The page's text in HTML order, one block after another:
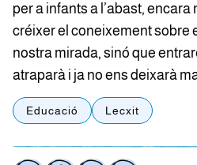
per a infants a l’abast,
créixer el coneixement sobre
nostra mirada, sinó que
atraparà i ja no ens deixarà
Educació Lecxit